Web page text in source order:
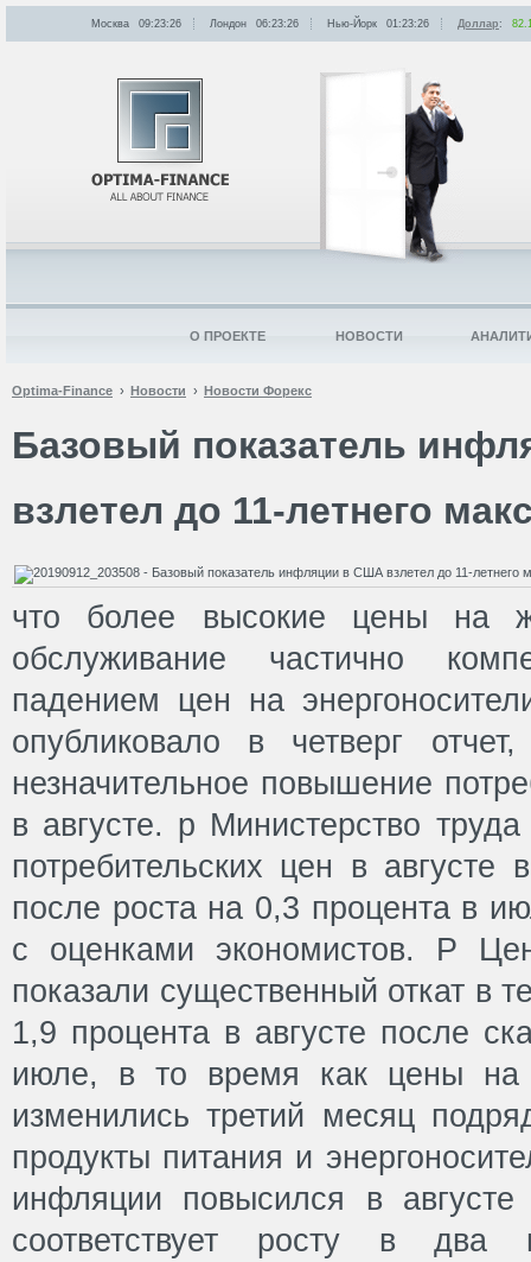
Optima-Finance Новости Новости Форекс
Базовый показатель
взлетел до 11-летнего
что более высокие цены на
обслуживание частично
падением цен на
опубликовало в четверг
незначительное повышение
в августе. p Министерство
потребительских цен в
после роста на 0,3 процента в
с оценками экономистов. P
показали существенный откат в
1,9 процента в августе после
июле, в то время как цены на
изменились третий месяц
продукты питания и
инфляции повысился в
соответствует росту в два
Москва 09:23:26 Лондон 06:23:26 Нью-Йорк 01:23:26 Доллар:
О ПРОЕКТЕ НОВОСТИ